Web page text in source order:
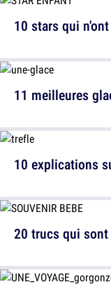
11 meilleures
20 trucs qui
10 stars qui
10 explications